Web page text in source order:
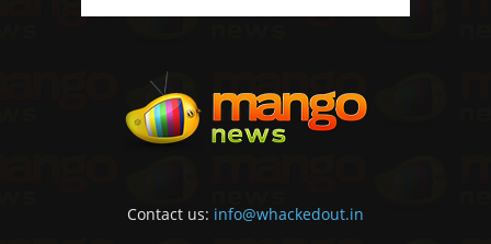
Contact us: info@whackedout.in